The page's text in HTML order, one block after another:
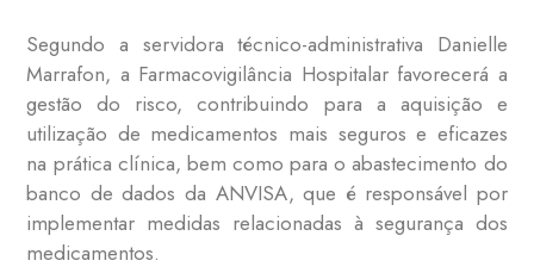
Segundo a servidora técnico-administrativa Danielle
Marrafon, a Farmacovigilância Hospitalar favorecerá a
gestão do risco, contribuindo para a aquisição e
utilização de medicamentos mais seguros e eficazes
na prática clínica, bem como para o abastecimento do
banco de dados da ANVISA, que é responsável por
implementar medidas relacionadas à segurança dos
medicamentos.